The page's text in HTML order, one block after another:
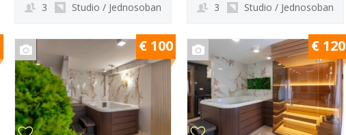
Studio / Jednosoban
3 Studio / Jednosoban
3
€ 100 € 120